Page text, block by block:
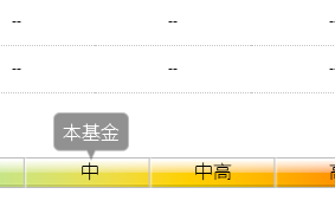
-- --
-- --